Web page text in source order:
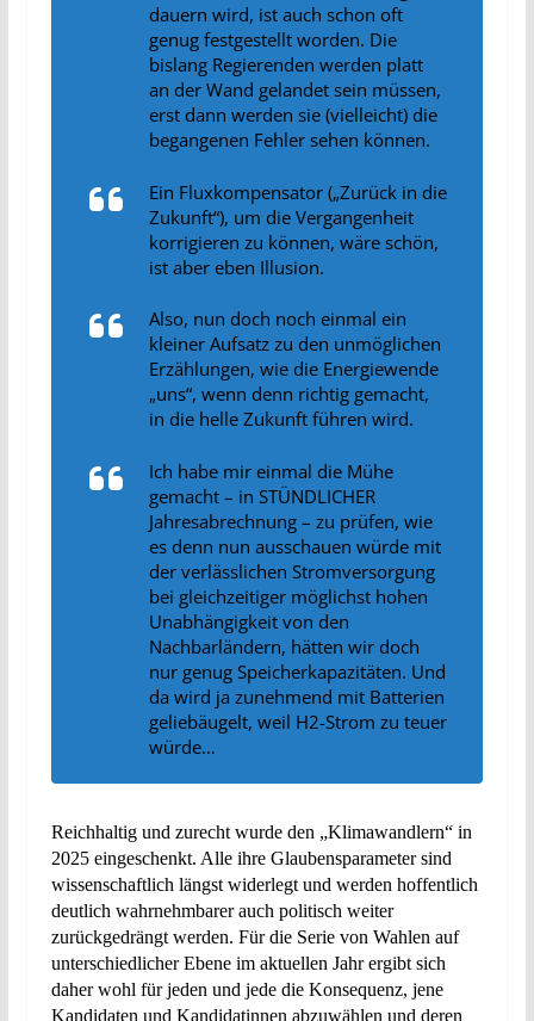
dauern wird, ist auch schon oft
genug festgestellt worden. Die
bislang Regierenden werden platt
an der Wand gelandet sein müssen,
erst dann werden sie (vielleicht) die
begangenen Fehler sehen können.
Ein Fluxkompensator („Zurück in die
Zukunft“), um die Vergangenheit
korrigieren zu können, wäre schön,
ist aber eben Illusion.
Also, nun doch noch einmal ein
kleiner Aufsatz zu den unmöglichen
Erzählungen, wie die Energiewende
„uns“, wenn denn richtig gemacht,
in die helle Zukunft führen wird.
Ich habe mir einmal die Mühe
gemacht – in STÜNDLICHER
Jahresabrechnung – zu prüfen, wie
es denn nun ausschauen würde mit
der verlässlichen Stromversorgung
bei gleichzeitiger möglichst hohen
Unabhängigkeit von den
Nachbarländern, hätten wir doch
nur genug Speicherkapazitäten. Und
da wird ja zunehmend mit Batterien
geliebäugelt, weil H2-Strom zu teuer
würde…
Reichhaltig und zurecht wurde den „Klimawandlern“ in
2025 eingeschenkt. Alle ihre Glaubensparameter sind
wissenschaftlich längst widerlegt und werden hoffentlich
deutlich wahrnehmbarer auch politisch weiter
zurückgedrängt werden. Für die Serie von Wahlen auf
unterschiedlicher Ebene im aktuellen Jahr ergibt sich
daher wohl für jeden und jede die Konsequenz, jene
Kandidaten und Kandidatinnen abzuwählen und deren